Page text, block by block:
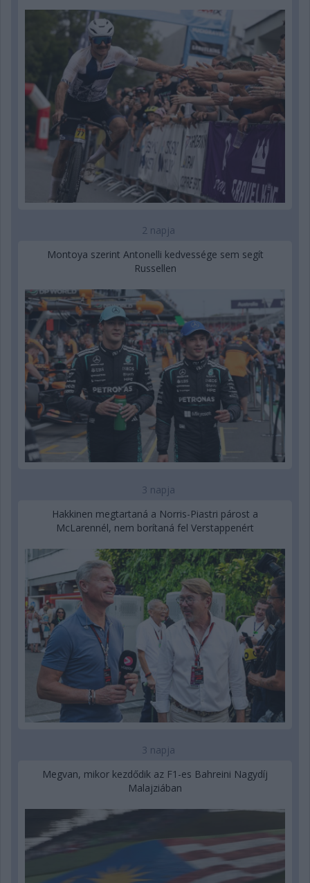
2 napja
Montoya szerint Antonelli kedvessége sem segít
Russellen
3 napja
Hakkinen megtartaná a Norris-Piastri párost a
McLarennél, nem borítaná fel Verstappenért
3 napja
Megvan, mikor kezdődik az F1-es Bahreini Nagydíj
Malajziában